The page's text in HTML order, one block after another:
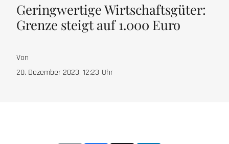
Geringwertige Wirtschaftsgüter:
Grenze steigt auf 1.000 Euro
Von
20. Dezember 2023, 12:23 Uhr